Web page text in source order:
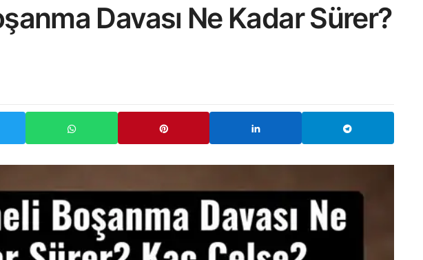
Davası Ne Kadar Sürer?